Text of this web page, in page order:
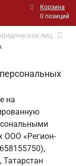
Корзина
0 позиций
лиц
на
ООО «Регион-
Татарстан